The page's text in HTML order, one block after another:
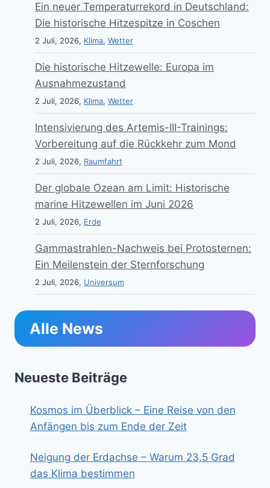
Ein neuer Temperaturrekord in Deutschland:
Die historische Hitzespitze in Coschen
2 Juli, 2026, Klima, Wetter
Die historische Hitzewelle: Europa im
Ausnahmezustand
2 Juli, 2026, Klima, Wetter
Intensivierung des Artemis-III-Trainings:
Vorbereitung auf die Rückkehr zum Mond
2 Juli, 2026, Raumfahrt
Der globale Ozean am Limit: Historische
marine Hitzewellen im Juni 2026
2 Juli, 2026, Erde
Gammastrahlen-Nachweis bei Protosternen:
Ein Meilenstein der Sternforschung
2 Juli, 2026, Universum
Alle News
Neueste Beiträge
Kosmos im Überblick – Eine Reise von den
Anfängen bis zum Ende der Zeit
Neigung der Erdachse – Warum 23,5 Grad
das Klima bestimmen